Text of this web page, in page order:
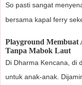
So pasti sangat
bersama kapal ferry
Playground Membuat
Tanpa Mabok Laut
Di Dharma Kencana, di
untuk anak-anak.